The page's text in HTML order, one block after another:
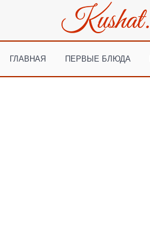
ГЛАВНАЯ ПЕРВЫЕ БЛЮДА